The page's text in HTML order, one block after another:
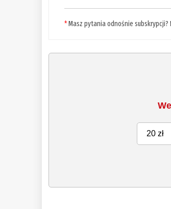
*Masz pytania odnośnie
20 zł